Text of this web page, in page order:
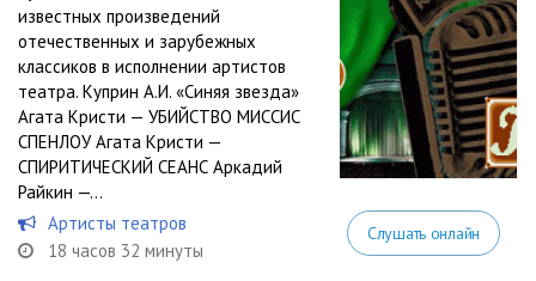
известных произведений
отечественных и зарубежных
классиков в исполнении артистов
театра. Куприн А.И. «Синяя звезда»
Агата Кристи — УБИЙСТВО МИССИС
СПЕНЛОУ Агата Кристи —
СПИРИТИЧЕСКИЙ СЕАНС Аркадий
Райкин —...
Артисты театров
18 часов 32 минуты
Слушать онлайн